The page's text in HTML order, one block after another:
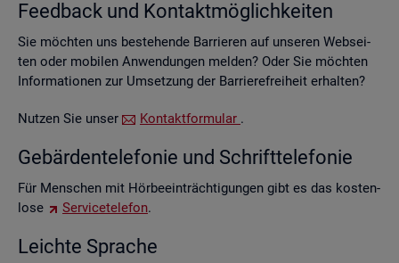
Feed­back und Kon­takt­mög­lich­kei­ten
Sie möch­ten uns be­stehen­de Bar­rie­ren auf un­se­ren Web­sei­
ten oder mo­bi­len An­wen­dun­gen mel­den? Oder Sie möch­ten
In­for­ma­tio­nen zur Um­set­zung der Bar­rie­re­frei­heit er­hal­ten?
Nut­zen Sie unser Kon­takt­for­mu­lar .
Ge­bär­den­te­le­fo­nie und Schrift­te­le­fo­nie
Für Men­schen mit Hör­be­ein­träch­ti­gun­gen gibt es das kos­ten­
lo­se
Ser­vice­te­le­fon.
Leich­te Spra­che